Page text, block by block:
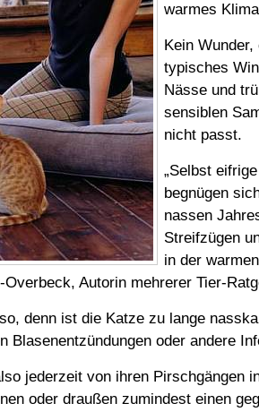
warmes
Kein
typisches
Nässe und
sensiblen
nicht passt.
„Selbst
begnügen
nassen
Streifzügen
in der
Autorin mehrerer Tier-
denn ist die Katze zu lange
Blasenentzündungen oder andere
jederzeit von ihren Pirschgängen
oder draußen zumindest einen